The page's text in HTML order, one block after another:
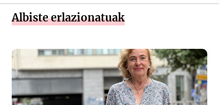
Albiste erlazionatuak